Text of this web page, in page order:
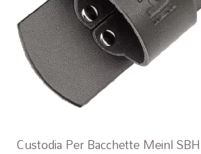
Custodia Per Bacchette Meinl SBH